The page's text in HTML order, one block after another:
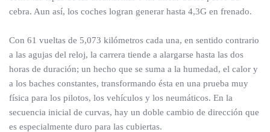
cebra. Aun así, los coches logran generar hasta 4,3G en frenado.
Con 61 vueltas de 5,073 kilómetros cada una, en sentido contrario
a las agujas del reloj, la carrera tiende a alargarse hasta las dos
horas de duración; un hecho que se suma a la humedad, el calor y
a los baches constantes, transformando ésta en una prueba muy
física para los pilotos, los vehículos y los neumáticos. En la
secuencia inicial de curvas, hay un doble cambio de dirección que
es especialmente duro para las cubiertas.